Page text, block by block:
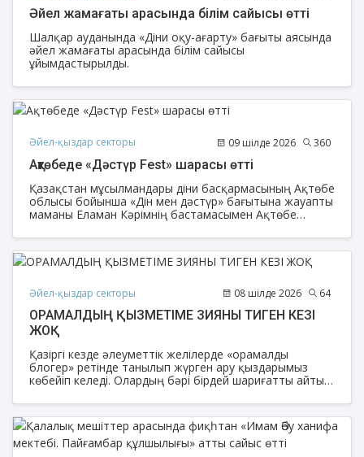
Әйел жамағаты арасында білім сайысы өтті
Шалқар ауданында «Діни оқу-ағарту» бағыты аясында
әйел жамағаты арасында білім сайысы
ұйымдастырылды.
Әйел-қыздар секторы 09 шілде 2026 360
Ақтөбеде «Дәстүр Fest» шарасы өтті
Қазақстан мұсылмандары діни басқармасының Ақтөбе
облысы бойынша «Дін мен дәстүр» бағытына жауапты
маманы Еламан Кәрімнің бастамасымен Ақтөбе
қалалық орталық мешітінің ұйымдастыруымен
«Дәстүр Fest» атты мәдени-рухани шара өтті.
Әйел-қыздар секторы 08 шілде 2026 64
ОРАМАЛДЫҢ ҚЫЗМЕТІМЕ ЗИЯНЫ ТИГЕН КЕЗІ
ЖОҚ
Қазіргі кезде әлеуметтік желілерде «орамалды
блогер» ретінде танылып жүрген ару қыздарымыз
көбейіп келеді. Олардың бәрі бірдей шариғатты айтып,
ұстаздарынан бөлек, ас пісіріп, мәзір түрін бөлісіп
жүрген, инфобизнес, коуч, фудблогерлікпен
айналысатын аруларымыз да бар. Ал көпшілікке спорт
журналисі ретінде танылған Назерке Сұлтанбектің